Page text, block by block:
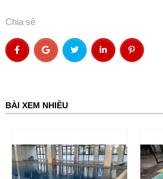
Chia sẻ
BÀI XEM NHIỀU